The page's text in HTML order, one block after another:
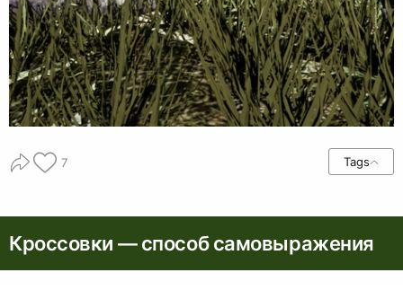
7 Tags
Кроссовки — способ самовыражения